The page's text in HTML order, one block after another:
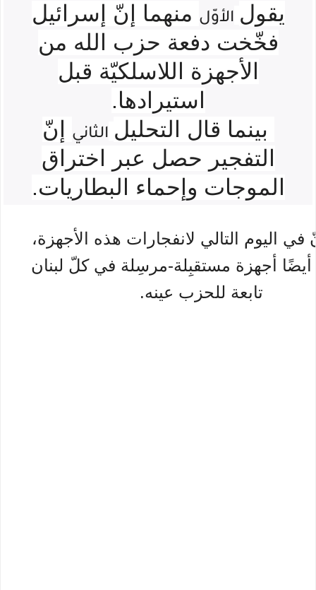
يقول الأوّل منهما إنّ
إسرائيل
فخّخت دفعة حزب الله من
الأجهزة اللاسلكيّة قبل
استيرادها.
بينما قال التحليل الثاني
إنّ
التفجير حصل عبر اختراق
الموجات وإحماء البطاريات.
في اليوم التالي لانفجارات هذه الأجهزة،
أجهزة مستقبِلة-مرسِلة في كلّ لبنان
تابعة للحزب عينه.